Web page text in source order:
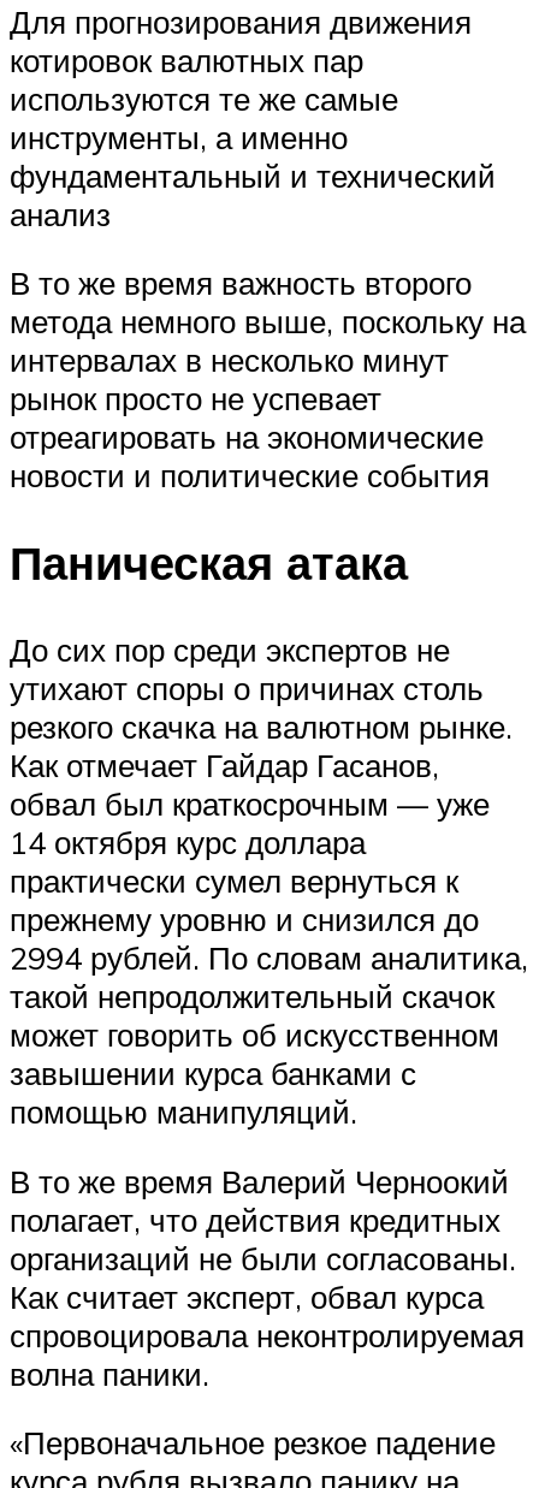
Для прогнозирования движения
котировок валютных пар
используются те же самые
инструменты, а именно
фундаментальный и технический
анализ
В то же время важность второго
метода немного выше, поскольку на
интервалах в несколько минут
рынок просто не успевает
отреагировать на экономические
новости и политические события
Паническая атака
До сих пор среди экспертов не
утихают споры о причинах столь
резкого скачка на валютном рынке.
Как отмечает Гайдар Гасанов,
обвал был краткосрочным — уже
14 октября курс доллара
практически сумел вернуться к
прежнему уровню и снизился до
2994 рублей. По словам аналитика,
такой непродолжительный скачок
может говорить об искусственном
завышении курса банками с
помощью манипуляций.
В то же время Валерий Черноокий
полагает, что действия кредитных
организаций не были согласованы.
Как считает эксперт, обвал курса
спровоцировала неконтролируемая
волна паники.
«Первоначальное резкое падение